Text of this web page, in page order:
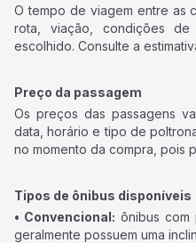
O tempo de viagem entre as
rota, viação, condições
escolhido. Consulte a
Preço da passagem
Os preços das passagens
data, horário e tipo de
no momento da compra, pois
Tipos de ônibus disponíveis
• Convencional: ônibus com
geralmente possuem uma